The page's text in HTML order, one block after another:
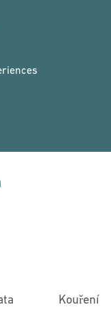
Kouření